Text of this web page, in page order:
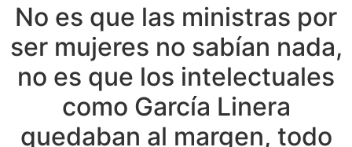
No es que las ministras por
ser mujeres no sabían nada,
no es que los intelectuales
como García Linera
quedaban al margen, todo